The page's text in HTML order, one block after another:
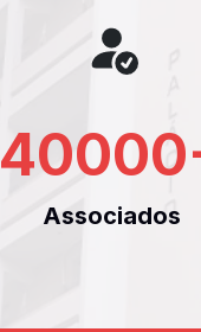
40000
Associados